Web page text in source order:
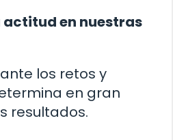
actitud en nuestras
los retos y
en gran
resultados.